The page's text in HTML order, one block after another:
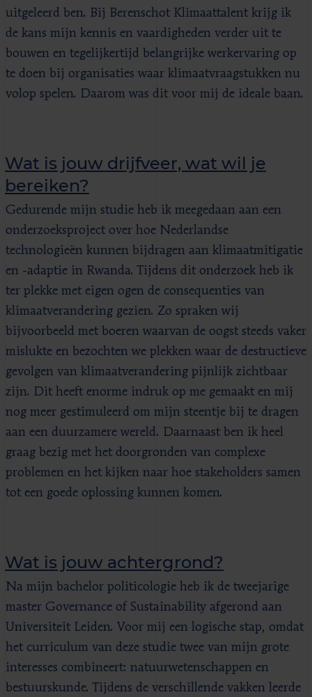
uitgeleerd ben. Bij Berenschot Klimaattalent krijg ik
de kans mijn kennis en vaardigheden verder uit te
bouwen en tegelijkertijd belangrijke werkervaring op
te doen bij organisaties waar klimaatvraagstukken nu
volop spelen. Daarom was dit voor mij de ideale baan.
Wat is jouw drijfveer, wat wil je
bereiken?
Gedurende mijn studie heb ik meegedaan aan een
onderzoeksproject over hoe Nederlandse
technologieën kunnen bijdragen aan klimaatmitigatie
en -adaptie in Rwanda. Tijdens dit onderzoek heb ik
ter plekke met eigen ogen de consequenties van
klimaatverandering gezien. Zo spraken wij
bijvoorbeeld met boeren waarvan de oogst steeds vaker
mislukte en bezochten we plekken waar de destructieve
gevolgen van klimaatverandering pijnlijk zichtbaar
zijn. Dit heeft enorme indruk op me gemaakt en mij
nog meer gestimuleerd om mijn steentje bij te dragen
aan een duurzamere wereld. Daarnaast ben ik heel
graag bezig met het doorgronden van complexe
problemen en het kijken naar hoe stakeholders samen
tot een goede oplossing kunnen komen.
Wat is jouw achtergrond?
Na mijn bachelor politicologie heb ik de tweejarige
master Governance of Sustainability afgerond aan
Universiteit Leiden. Voor mij een logische stap, omdat
het curriculum van deze studie twee van mijn grote
interesses combineert: natuurwetenschappen en
bestuurskunde. Tijdens de verschillende vakken leerde